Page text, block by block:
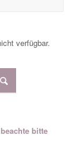
verfügbar.
bitte